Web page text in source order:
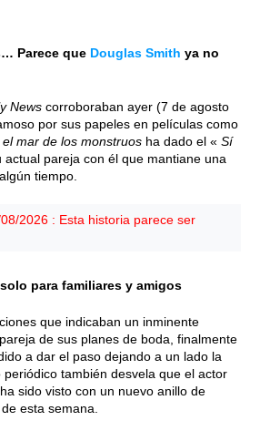
Parece que Douglas Smith ya no
News corroboraban ayer (7 de agosto
por sus papeles en películas como
mar de los monstruos ha dado el « Sí
actual pareja con él que mantiane una
tiempo.
2026 : Esta historia parece ser
para familiares y amigos
que indicaban un inminente
de sus planes de boda, finalmente
a dar el paso dejando a un lado la
también desvela que el actor
sido visto con un nuevo anillo de
esta semana.